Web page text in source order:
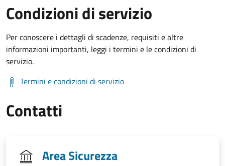
Condizioni di servizio
Per conoscere i dettagli di scadenze, requisiti e altre
informazioni importanti, leggi i termini e le condizioni di
servizio.
Termini e condizioni di servizio
Contatti
Area Sicurezza